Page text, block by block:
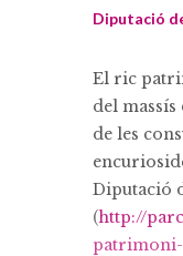
Diputació
El ric
del massís
de les
Diputació
(http://